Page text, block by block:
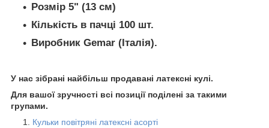
Розмір 5" (13 см)
Кількість в пачці 100 шт.
Виробник Gemar (Італія).
У нас зібрані найбільш продавані латексні кулі.
Для вашої зручності всі позиції поділені за такими
групами.
Кульки повітряні латексні асорті